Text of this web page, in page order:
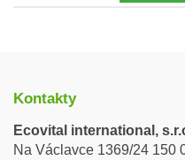
Kontakty
Ecovital international,
Na Václavce 1369/24 150